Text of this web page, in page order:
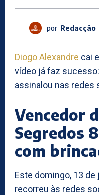
por Redacção
Diogo Alexandre cai
vídeo já faz sucesso:
assinalou nas redes
Vencedor
Segredos
com
Este domingo, 13 de
recorreu às redes